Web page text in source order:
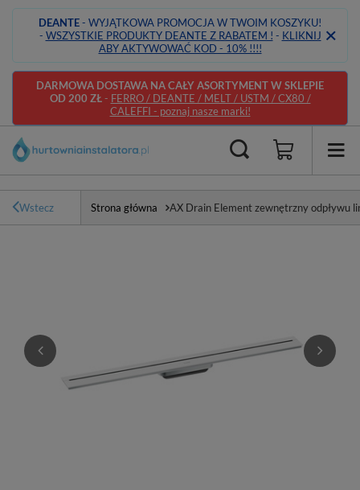
DEANTE- WYJĄTKOWA PROMOCJA W TWOIM KOSZYKU!
- WSZYSTKIE PRODUKTY DEANTE Z RABATEM ! - KLIKNIJ
ABY AKTYWOWAĆ KOD - 10% !!!!
DARMOWA DOSTAWA NA CAŁY ASORTYMENT W SKLEPIE
OD 200 ZŁ- FERRO / DEANTE / MELT / USTM / CX80 /
CALEFFI - poznaj nasze marki!
Wstecz Strona główna AX Drain Element zewnętrzny odpływu